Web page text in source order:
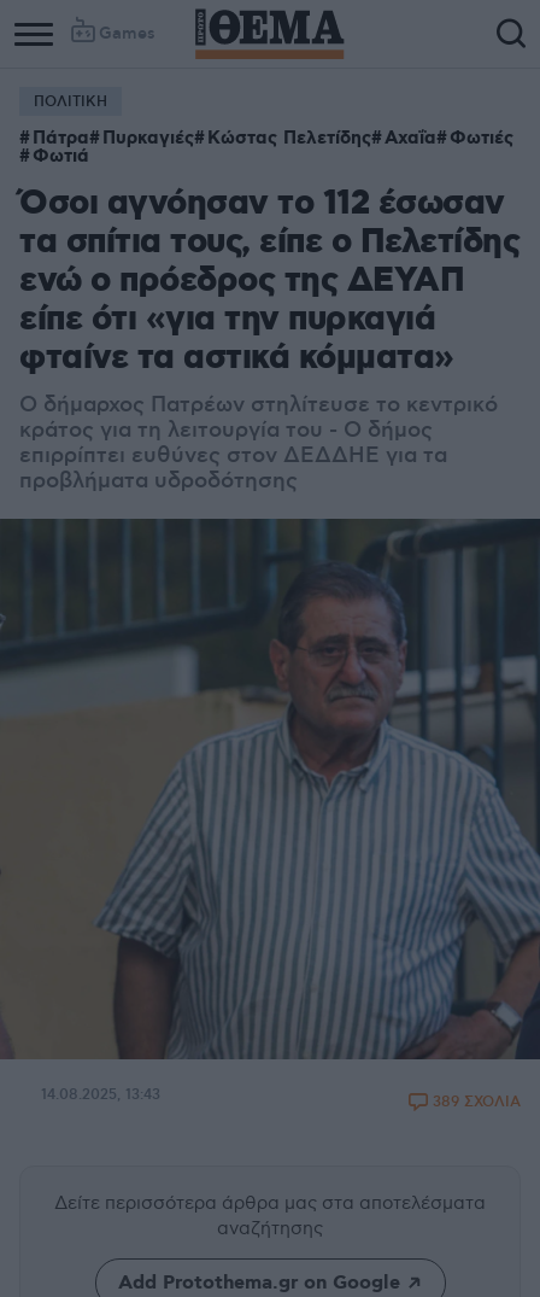
Games
ΠΟΛΙΤΙΚΗ
Πάτρα Πυρκαγιές Κώστας Πελετίδης Αχαΐα Φωτιές
Φωτιά
Όσοι αγνόησαν το 112 έσωσαν
τα σπίτια τους, είπε ο Πελετίδης
ενώ ο πρόεδρος της ΔΕΥΑΠ
είπε ότι «για την πυρκαγιά
φταίνε τα αστικά κόμματα»
Ο δήμαρχος Πατρέων στηλίτευσε το κεντρικό
κράτος για τη λειτουργία του - Ο δήμος
επιρρίπτει ευθύνες στον ΔΕΔΔΗΕ για τα
προβλήματα υδροδότησης
14.08.2025, 13:43 389 ΣΧΟΛΙΑ
Δείτε περισσότερα άρθρα μας στα αποτελέσματα
αναζήτησης
Add Protothema.gr on Google